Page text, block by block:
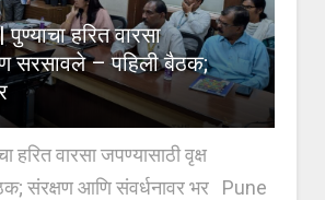
हरित वारसा
सरसावले – पहिली बैठक;
वारसा जपण्यासाठी वृक्ष
संरक्षण आणि संवर्धनावर भर Pune